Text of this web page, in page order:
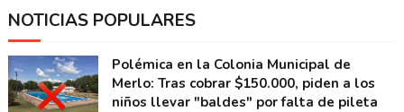
NOTICIAS POPULARES
Polémica en la Colonia Municipal de
Merlo: Tras cobrar $150.000, piden a los
niños llevar "baldes" por falta de pileta